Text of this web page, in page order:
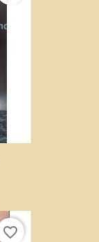
favorite_border